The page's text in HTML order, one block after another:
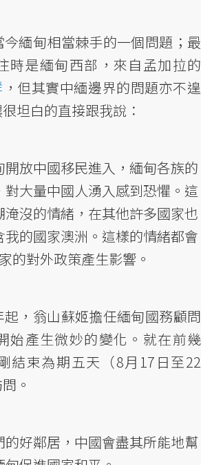
今緬甸相當棘手的一個問題；最
時是緬甸西部，來自孟加拉的
，但其實中緬邊界的問題亦不遑
坦白的直接跟我說：
放中國移民進入，緬甸各族的
對大量中國人湧入感到恐懼。這
沒的情緒，在其他許多國家也
的國家澳洲。這樣的情緒都會
的對外政策產生影響。
，翁山蘇姬擔任緬甸國務顧問
始產生微妙的變化。就在前幾
結束為期五天（8月17日至22
。
好鄰居，中國會盡其所能地幫